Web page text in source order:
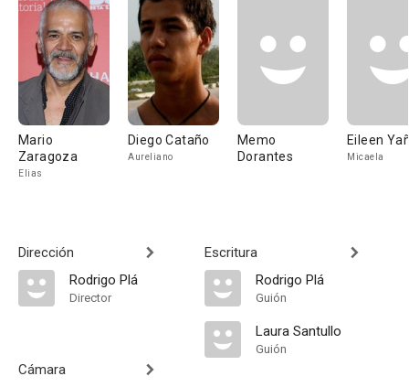
Mario
Zaragoza
Elias
Diego Cataño
Aureliano
Memo
Dorantes
Eileen
Micaela
Dirección
Rodrigo Plá
Director
Cámara
Escritura
Rodrigo Plá
Guión
Laura Santullo
Guión